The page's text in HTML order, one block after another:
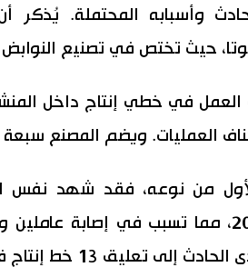
وأسبابه المحتملة. يُذكر
حيث تختص في تصنيع
العمليات. ويضم المصنع سبعة
من نوعه، فقد شهد نفس
أكتوبر/تشرين الأول 2023، مما تسبب في
شركة تويوتا. حينها،